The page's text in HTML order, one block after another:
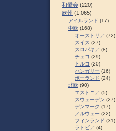
和僑会 (220)
欧州 (1,065)
アイルランド (17)
中欧 (168)
オーストリア (72)
スイス (27)
スロパキア (8)
チェコ (29)
トルコ (20)
ハンガリー (16)
ポーランド (24)
北欧 (90)
エストニア (5)
スウェーデン (27)
デンマーク (17)
ノルウェー (22)
フィンランド (31)
ラトビア (4)